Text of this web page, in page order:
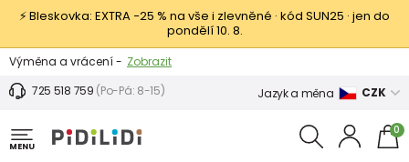
⚡ Bleskovka: EXTRA −25 % na vše i zlevněné · kód SUN25 · jen do
pondělí 10. 8.
Výměna a vrácení - Zobrazit
Sleva 100 Kč na první nákup -
725 518 759 (Po-Pá: 8-15) Jazyk a měna CZK
MENU
0